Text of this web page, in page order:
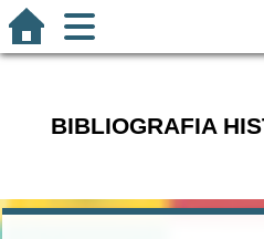
BIBLIOGRAFIA